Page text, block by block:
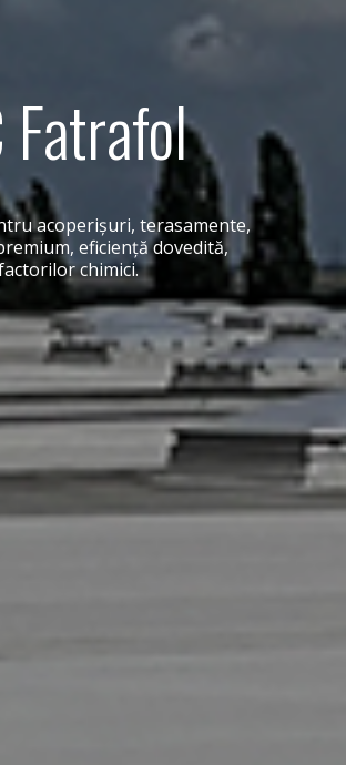
Fatrafol
acoperişuri, terasamente,
eficienţă dovedită,
chimici.